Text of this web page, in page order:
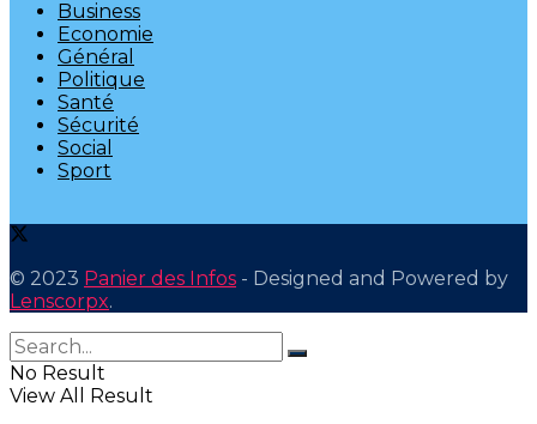
Business
Economie
Général
Politique
Santé
Sécurité
Social
Sport
© 2023 Panier des Infos - Designed and Powered by
Lenscorpx.
No Result
View All Result